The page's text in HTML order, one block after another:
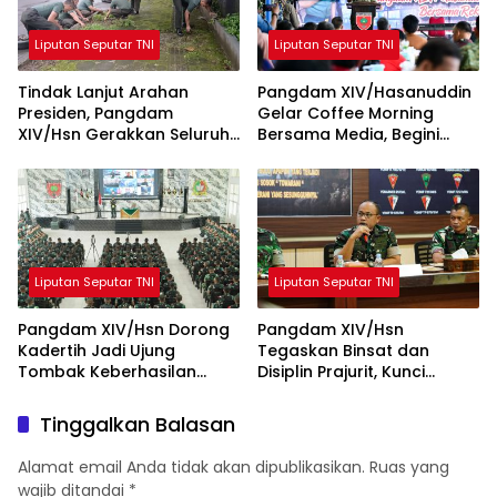
Liputan Seputar TNI
Tindak Lanjut Arahan
Presiden, Pangdam
XIV/Hsn Gerakkan Seluruh
Lingkungan
Liputan Seputar TNI
Pangdam XIV/Hasanuddin
Gelar Coffee Morning
Bersama Media, Begini
Liputan Seputar TNI
Pangdam XIV/Hsn Dorong
Kadertih Jadi Ujung
Tombak Keberhasilan
XIV/Hsn
Liputan Seputar TNI
Pangdam XIV/Hsn
Tegaskan Binsat dan
Disiplin Prajurit, Kunci
Tinggalkan Balasan
Alamat email Anda tidak akan dipublikasikan. Ruas yang
wajib ditandai *